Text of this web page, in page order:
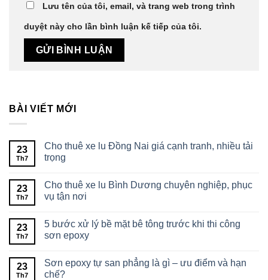
Lưu tên của tôi, email, và trang web trong trình
duyệt này cho lần bình luận kế tiếp của tôi.
BÀI VIẾT MỚI
23
Th7
Cho thuê xe lu Đồng Nai giá cạnh tranh, nhiều tải
trọng
23
Th7
Cho thuê xe lu Bình Dương chuyên nghiệp, phục
vụ tận nơi
23
Th7
5 bước xử lý bề mặt bê tông trước khi thi công
sơn epoxy
23
Th7
Sơn epoxy tự san phẳng là gì – ưu điểm và hạn
chế?